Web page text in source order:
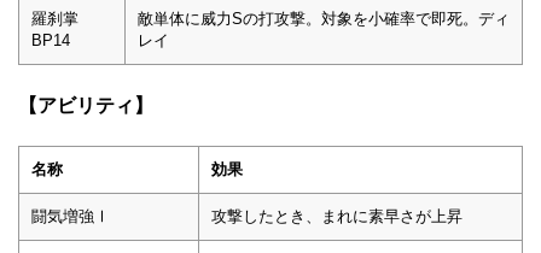
羅刹掌
BP14
敵単体に威力Sの打攻撃。対象を小確率で即死。ディ
レイ
【アビリティ】
名称 効果
闘気増強Ⅰ 攻撃したとき、まれに素早さが上昇